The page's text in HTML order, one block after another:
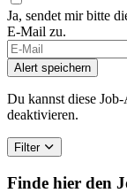
Ja, sendet mir bitte
E-Mail zu.
If
you
are
a
human,
this
field
Alert speichern
Du kannst diese
deaktivieren.
Filter
Finde hier den